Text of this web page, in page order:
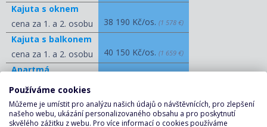
Kajuta s oknem
cena za 1. a 2. osobu
38 190 Kč/os. (1 578 €)
Kajuta s balkonem
cena za 1. a 2. osobu
40 150 Kč/os. (1 659 €)
Apartmá
cena za 1. a 2. osobu
ZOBRAZIT OSTATNÍ CENY
Používáme cookies
Můžeme je umístit pro analýzu našich údajů o návštěvnících, pro zlepšení
našeho webu, ukázání personalizovaného obsahu a pro poskytnutí
skvělého zážitku z webu. Pro více informací o cookies používáme